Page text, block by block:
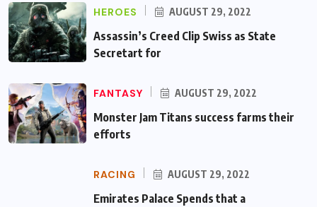
HEROES AUGUST 29, 2022
Assassin’s Creed Clip Swiss as State
Secretart for
FANTASY AUGUST 29, 2022
Monster Jam Titans success farms their
efforts
RACING AUGUST 29, 2022
Emirates Palace Spends that a Hefty Sum